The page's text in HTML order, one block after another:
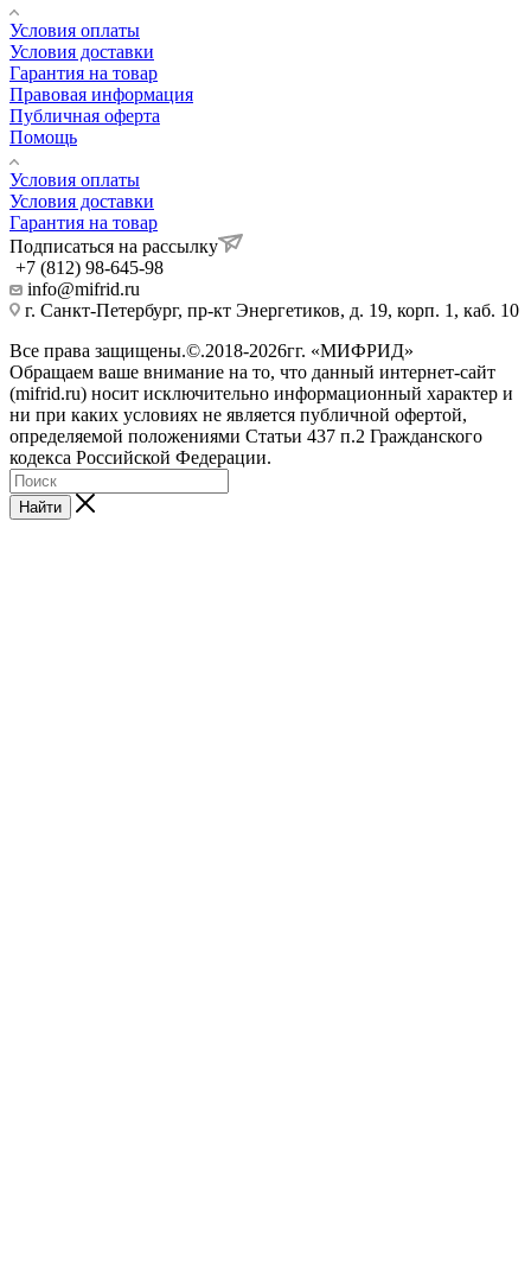
Условия оплаты
Условия доставки
Гарантия на товар
Правовая информация
Публичная оферта
Помощь
Условия оплаты
Условия доставки
Гарантия на товар
Подписаться на рассылку
+7 (812) 98-645-98
info@mifrid.ru
г. Санкт-Петербург, пр-кт Энергетиков, д. 19, корп. 1, каб. 10
Все права защищены.©.2018-2026гг. «МИФРИД»
Обращаем ваше внимание на то, что данный интернет-сайт
(mifrid.ru) носит исключительно информационный характер и
ни при каких условиях не является публичной офертой,
определяемой положениями Статьи 437 п.2 Гражданского
кодекса Российской Федерации.
Найти